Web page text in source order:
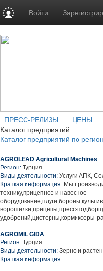
Войти
ПРЕСС-РЕЛИЗЫ ЦЕНЫ
Каталог предприятий
Каталог предприятий по
AGROLEAD Agricultural Machines
Регион: Турция
Виды деятельности: Услуги АПК,
Краткая информация: Мы
технику,прицепное и навесное
ворошилки,прицепы,пресс-
удобрений,цистерны,кормиксеры-
AGROMIL GIDA
Регион: Турция
Виды деятельности: Зерно и
Краткая информация: